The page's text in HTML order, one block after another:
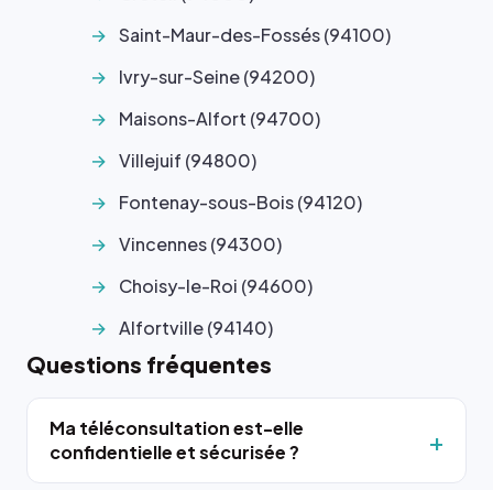
Saint-Maur-des-Fossés (94100)
Ivry-sur-Seine (94200)
Maisons-Alfort (94700)
Villejuif (94800)
Fontenay-sous-Bois (94120)
Vincennes (94300)
Choisy-le-Roi (94600)
Alfortville (94140)
Questions fréquentes
Ma téléconsultation est-elle
confidentielle et sécurisée ?